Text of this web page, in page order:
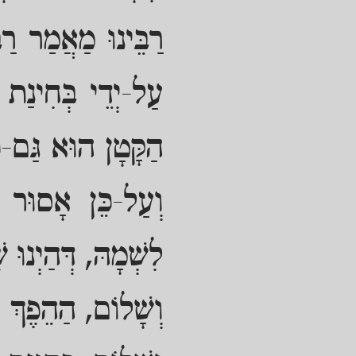
רַבֵּינוּ מַאֲמַר
עַל-יְדֵי
הַקָּטָן הוּא
וְעַל-כֵּן
לִשְׁמָהּ, דְּהַיְנוּ
וְשָׁלוֹם,